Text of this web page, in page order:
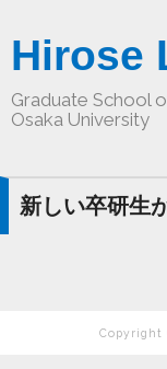
Hirose
Graduate School
Osaka University
新しい卒研生
Copyright